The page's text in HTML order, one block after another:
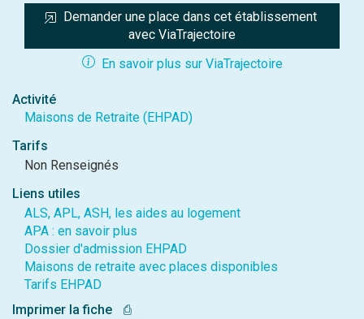
Demander une place dans cet établissement
avec ViaTrajectoire
En savoir plus sur ViaTrajectoire
Activité
Maisons de Retraite (EHPAD)
Tarifs
Non Renseignés
Liens utiles
ALS, APL, ASH, les aides au logement
APA : en savoir plus
Dossier d'admission EHPAD
Maisons de retraite avec places disponibles
Tarifs EHPAD
Imprimer la fiche
⎙